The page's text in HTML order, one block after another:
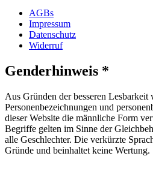
AGBs
Impressum
Datenschutz
Widerruf
Genderhinweis *
Aus Gründen der besseren Lesbarkeit
Personenbezeichnungen und
dieser Website die männliche Form
Begriffe gelten im Sinne der
alle Geschlechter. Die verkürzte
Gründe und beinhaltet keine Wertung.